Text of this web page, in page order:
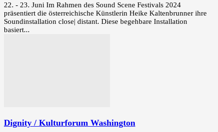
22. - 23. Juni Im Rahmen des Sound Scene Festivals 2024
präsentiert die österreichische Künstlerin Heike Kaltenbrunner ihre
Soundinstallation close| distant. Diese begehbare Installation
basiert...
Dignity / Kulturforum Washington